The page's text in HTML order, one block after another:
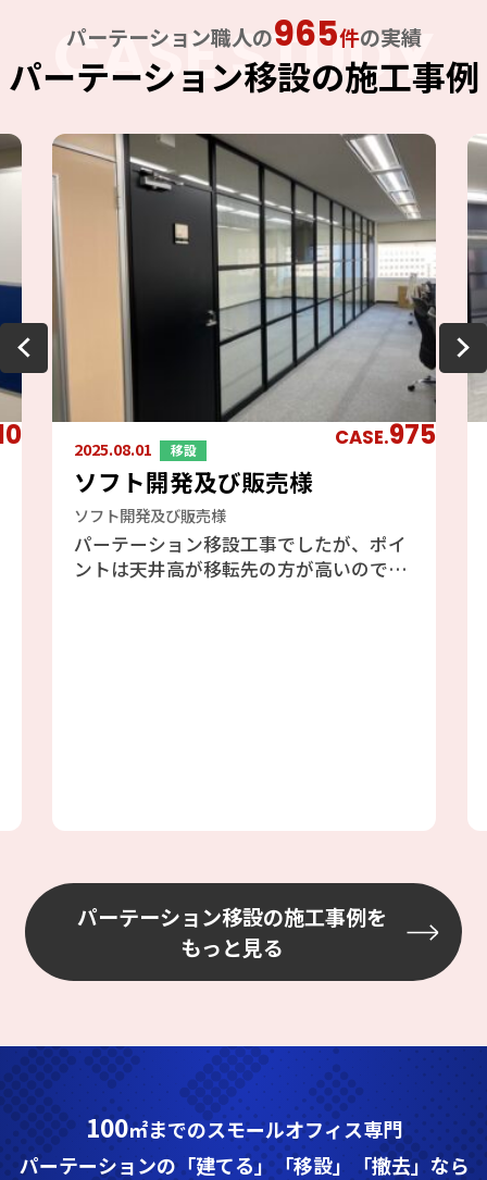
CASE STUDY
パーテーション職人の965件の実績
パーテーション移設の施工事例
CASE.975
2025.08.01 移設
ソフト開発及び販売様
ソフト開発及び販売様
パーテーション移設工事でしたが、ポイ
ントは天井高が移転先の方が高いので、
パーテーション移設の施工事例を
もっと見る
100㎡までのスモールオフィス専門
パーテーションの「建てる」「移設」「撤去」なら